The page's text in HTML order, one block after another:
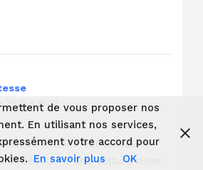
2025 à 9h32
Africains est un lieu
découvrir une culture riche
de vous proposer nos
En utilisant nos services,
votre accord pour
En savoir plus OK